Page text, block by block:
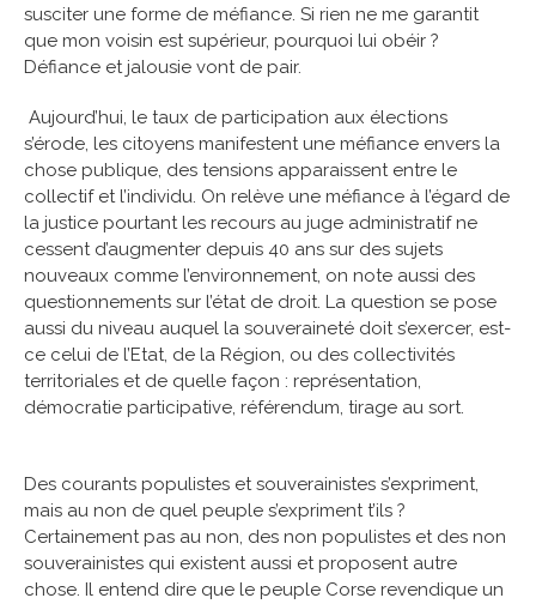
susciter une forme de méfiance. Si rien ne me garantit
que mon voisin est supérieur, pourquoi lui obéir ?
Défiance et jalousie vont de pair.
Aujourd’hui, le taux de participation aux élections
s’érode, les citoyens manifestent une méfiance envers la
chose publique, des tensions apparaissent entre le
collectif et l’individu. On relève une méfiance à l’égard de
la justice pourtant les recours au juge administratif ne
cessent d’augmenter depuis 40 ans sur des sujets
nouveaux comme l’environnement, on note aussi des
questionnements sur l’état de droit. La question se pose
aussi du niveau auquel la souveraineté doit s’exercer, est-
ce celui de l’Etat, de la Région, ou des collectivités
territoriales et de quelle façon : représentation,
démocratie participative, référendum, tirage au sort.
Des courants populistes et souverainistes s’expriment,
mais au non de quel peuple s’expriment t’ils ?
Certainement pas au non, des non populistes et des non
souverainistes qui existent aussi et proposent autre
chose. Il entend dire que le peuple Corse revendique un